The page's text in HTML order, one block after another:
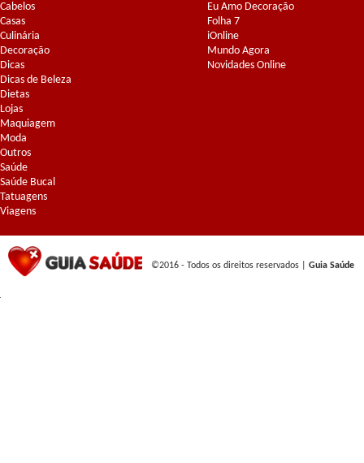
Cabelos
Casas
Culinária
Decoração
Dicas
Dicas de Beleza
Dietas
Lojas
Maquiagem
Moda
Outros
Saúde
Saúde Bucal
Tatuagens
Viagens
Eu Amo Decoração
Folha 7
iOnline
Mundo Agora
Novidades Online
©2016 - Todos os direitos reservados | Guia Saúde